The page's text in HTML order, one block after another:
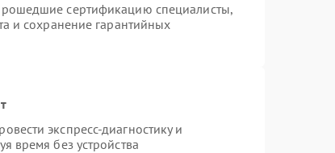
сертификацию специалисты,
и сохранение гарантийных
экспресс-диагностику и
время без устройства